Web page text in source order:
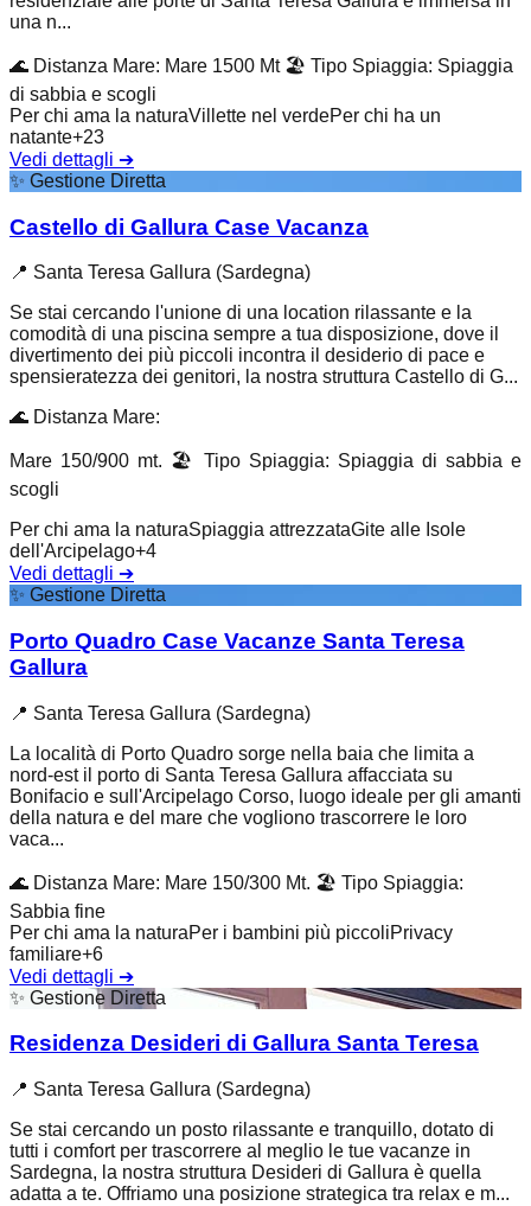
una n...
🌊 Distanza Mare: Mare 1500 Mt 🏖️ Tipo Spiaggia: Spiaggia
di sabbia e scogli
Per chi ama la naturaVillette nel verdePer chi ha un
natante+23
Vedi dettagli ➔
✨ Gestione Diretta
Castello di Gallura Case Vacanza
📍 Santa Teresa Gallura (Sardegna)
Se stai cercando l'unione di una location rilassante e la
comodità di una piscina sempre a tua disposizione, dove il
divertimento dei più piccoli incontra il desiderio di pace e
spensieratezza dei genitori, la nostra struttura Castello di G...
🌊 Distanza Mare:
Mare 150/900 mt. 🏖️ Tipo Spiaggia: Spiaggia di sabbia e
scogli
Per chi ama la naturaSpiaggia attrezzataGite alle Isole
dell'Arcipelago+4
Vedi dettagli ➔
✨ Gestione Diretta
Porto Quadro Case Vacanze Santa Teresa
Gallura
📍 Santa Teresa Gallura (Sardegna)
La località di Porto Quadro sorge nella baia che limita a
nord-est il porto di Santa Teresa Gallura affacciata su
Bonifacio e sull'Arcipelago Corso, luogo ideale per gli amanti
della natura e del mare che vogliono trascorrere le loro
vaca...
🌊 Distanza Mare: Mare 150/300 Mt. 🏖️ Tipo Spiaggia:
Sabbia fine
Per chi ama la naturaPer i bambini più piccoliPrivacy
familiare+6
Vedi dettagli ➔
✨ Gestione Diretta
Residenza Desideri di Gallura Santa Teresa
📍 Santa Teresa Gallura (Sardegna)
Se stai cercando un posto rilassante e tranquillo, dotato di
tutti i comfort per trascorrere al meglio le tue vacanze in
Sardegna, la nostra struttura Desideri di Gallura è quella
adatta a te. Offriamo una posizione strategica tra relax e m...